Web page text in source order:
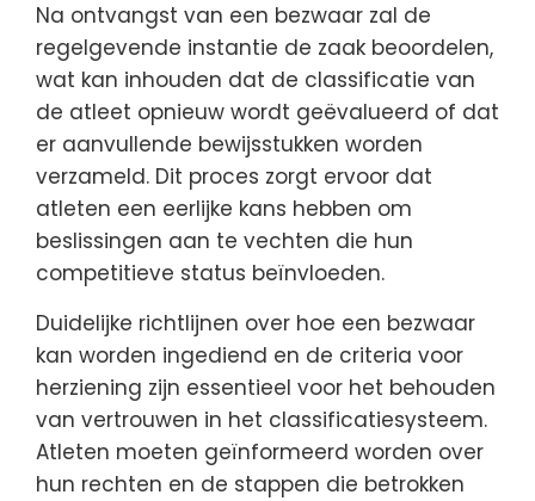
Na ontvangst van een bezwaar zal de
regelgevende instantie de zaak beoordelen,
wat kan inhouden dat de classificatie van
de atleet opnieuw wordt geëvalueerd of dat
er aanvullende bewijsstukken worden
verzameld. Dit proces zorgt ervoor dat
atleten een eerlijke kans hebben om
beslissingen aan te vechten die hun
competitieve status beïnvloeden.
Duidelijke richtlijnen over hoe een bezwaar
kan worden ingediend en de criteria voor
herziening zijn essentieel voor het behouden
van vertrouwen in het classificatiesysteem.
Atleten moeten geïnformeerd worden over
hun rechten en de stappen die betrokken